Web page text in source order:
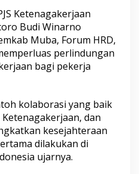
Ketenagakerjaan
Budi Winarno
Muba, Forum HRD,
perlindungan
bagi pekerja
kolaborasi yang baik
dan
kesejahteraan
dilakukan di
ujarnya.